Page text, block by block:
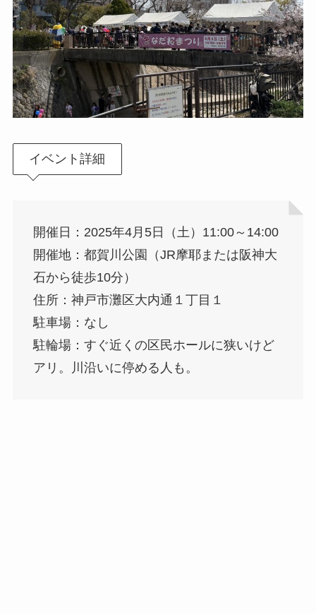
イベント詳細
開催日：2025年4月5日（土）11:00～14:00
開催地：都賀川公園（JR摩耶または阪神大
石から徒歩10分）
住所：神戸市灘区大内通１丁目１
駐車場：なし
駐輪場：すぐ近くの区民ホールに狭いけど
アリ。川沿いに停める人も。